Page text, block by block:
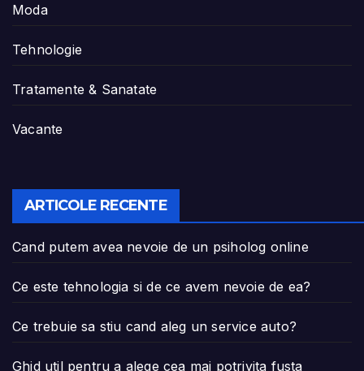
Moda
Tehnologie
Tratamente & Sanatate
Vacante
ARTICOLE RECENTE
Cand putem avea nevoie de un psiholog online
Ce este tehnologia si de ce avem nevoie de ea?
Ce trebuie sa stiu cand aleg un service auto?
Ghid util pentru a alege cea mai potrivita fusta